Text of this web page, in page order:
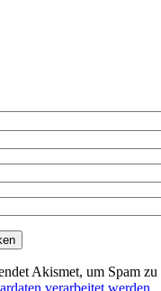
Akismet, um Spam zu